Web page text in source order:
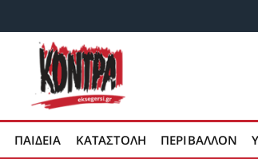
ΠΑΙΔΕΙΑ ΚΑΤΑΣΤΟΛΗ ΠΕΡΙΒΑΛΛΟΝ